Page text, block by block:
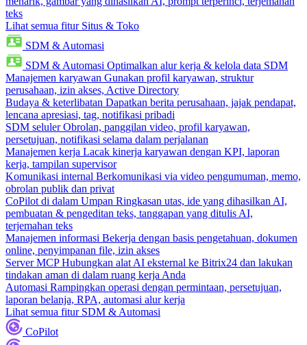
teks
Lihat semua fitur Situs & Toko
SDM & Automasi
SDM & Automasi Optimalkan alur kerja & kelola data SDM
Manajemen karyawan Gunakan profil karyawan, struktur
perusahaan, izin akses, Active Directory
Budaya & keterlibatan Dapatkan berita perusahaan, jajak pendapat,
lencana apresiasi, tag, notifikasi pribadi
SDM seluler Obrolan, panggilan video, profil karyawan,
persetujuan, notifikasi selama dalam perjalanan
Manajemen kerja Lacak kinerja karyawan dengan KPI, laporan
kerja, tampilan supervisor
Komunikasi internal Berkomunikasi via video pengumuman, memo,
obrolan publik dan privat
CoPilot di dalam Umpan Ringkasan utas, ide yang dihasilkan AI,
pembuatan & pengeditan teks, tanggapan yang ditulis AI,
terjemahan teks
Manajemen informasi Bekerja dengan basis pengetahuan, dokumen
online, penyimpanan file, izin akses
Server MCP Hubungkan alat AI eksternal ke Bitrix24 dan lakukan
tindakan aman di dalam ruang kerja Anda
Automasi Rampingkan operasi dengan permintaan, persetujuan,
laporan belanja, RPA, automasi alur kerja
Lihat semua fitur SDM & Automasi
CoPilot